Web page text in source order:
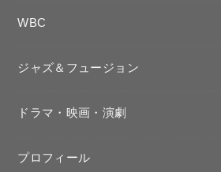
WBC
ジャズ＆フュージョン
ドラマ・映画・演劇
プロフィール